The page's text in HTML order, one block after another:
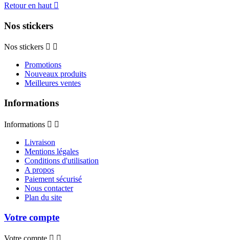
Retour en haut 
Nos stickers
Nos stickers  
Promotions
Nouveaux produits
Meilleures ventes
Informations
Informations  
Livraison
Mentions légales
Conditions d'utilisation
A propos
Paiement sécurisé
Nous contacter
Plan du site
Votre compte